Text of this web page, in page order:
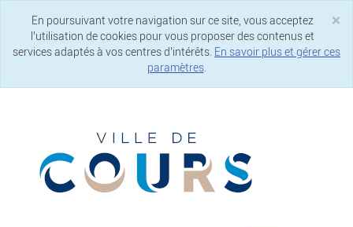
×
En poursuivant votre navigation sur ce site, vous acceptez
l’utilisation de cookies pour vous proposer des contenus et
services adaptés à vos centres d’intérêts. En savoir plus et gérer ces
paramètres.